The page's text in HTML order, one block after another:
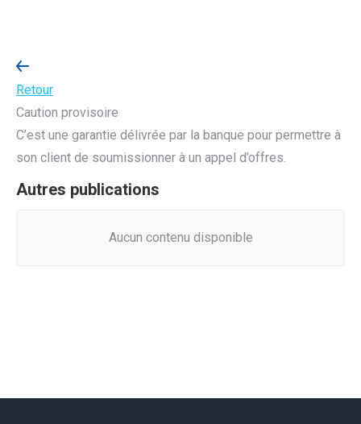
Retour
Caution provisoire
C’est une garantie délivrée par la banque pour permettre à
son client de soumissionner à un appel d’offres.
Autres publications
Aucun contenu disponible